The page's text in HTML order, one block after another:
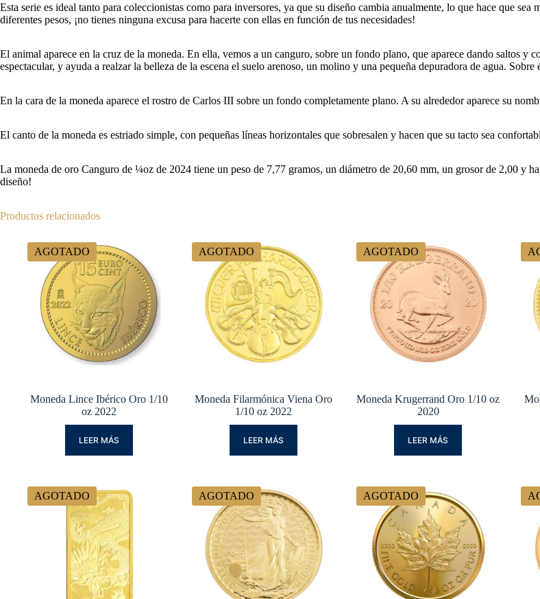
Esta serie es ideal tanto para coleccionistas como para inversores, ya que su diseño cambia anualmente, lo que hace que
diferentes pesos, ¡no tienes ninguna excusa para hacerte con ellas en función de tus necesidades!
El animal aparece en la cruz de la moneda. En ella, vemos a un canguro, sobre un fondo plano, que aparece dando saltos
espectacular, y ayuda a realzar la belleza de la escena el suelo arenoso, un molino y una pequeña depuradora de agua.
En la cara de la moneda aparece el rostro de Carlos III sobre un fondo completamente plano. A su alrededor aparece su
El canto de la moneda es estriado simple, con pequeñas líneas horizontales que sobresalen y hacen que su tacto sea
La moneda de oro Canguro de ¼oz de 2024 tiene un peso de 7,77 gramos, un diámetro de 20,60 mm, un grosor de 2,00 y
diseño!
Productos relacionados
AGOTADO
Moneda Lince Ibérico Oro 1/10
oz 2022
LEER MÁS
AGOTADO
Moneda Filarmónica Viena Oro
1/10 oz 2022
LEER MÁS
AGOTADO
Moneda Krugerrand Oro 1/10 oz
2020
LEER MÁS
AGOTADO AGOTADO AGOTADO